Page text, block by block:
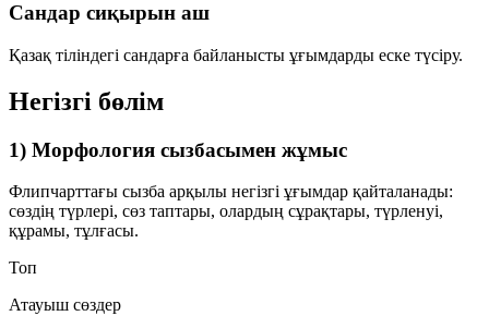
Сандар сиқырын аш
Қазақ тіліндегі сандарға байланысты ұғымдарды еске түсіру.
Негізгі бөлім
1) Морфология сызбасымен жұмыс
Флипчарттағы сызба арқылы негізгі ұғымдар қайталанады:
сөздің түрлері, сөз таптары, олардың сұрақтары, түрленуі,
құрамы, тұлғасы.
Топ
Атауыш сөздер